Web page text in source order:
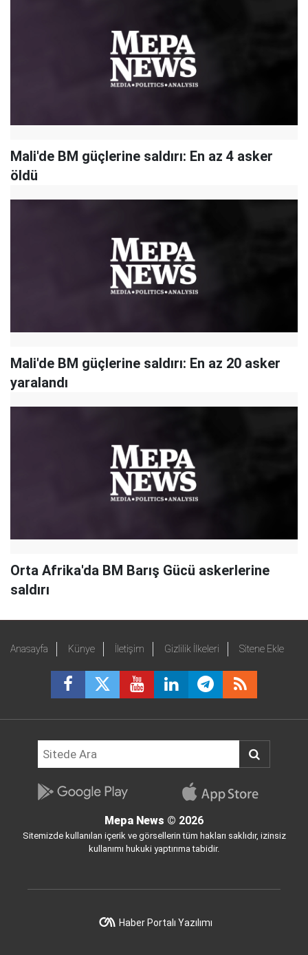
Mali'de BM güçlerine saldırı: En az 4 asker
öldü
Mali'de BM güçlerine saldırı: En az 20 asker
yaralandı
Orta Afrika'da BM Barış Gücü askerlerine
saldırı
Anasayfa Künye İletişim Gizlilik İlkeleri Sitene Ekle
Mepa News © 2026
Sitemizde kullanılan içerik ve görsellerin tüm hakları saklıdır, izinsiz
kullanımı hukuki yaptırıma tabidir.
Haber Portalı Yazılımı